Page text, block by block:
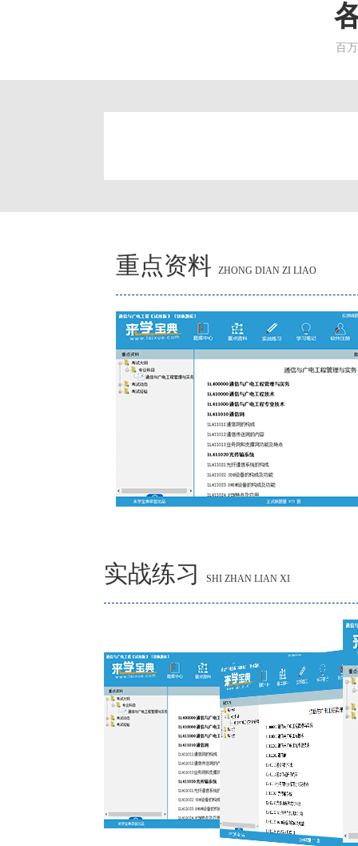
百
重点资料 ZHONG DIAN ZI LIAO
实战练习 SHI ZHAN LIAN XI